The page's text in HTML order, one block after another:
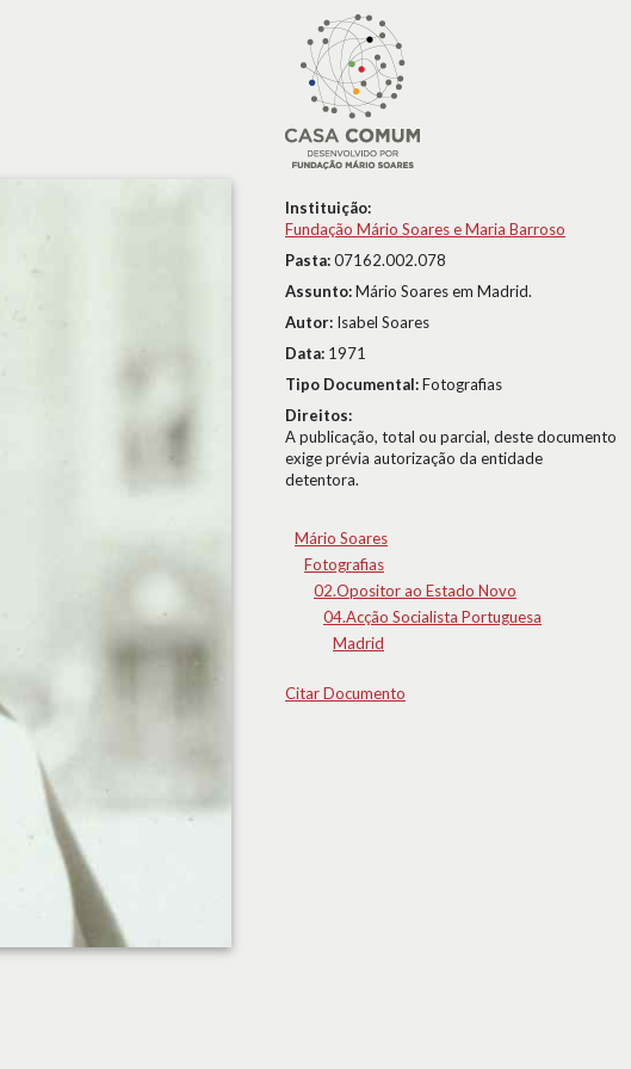
Instituição:
Fundação Mário Soares e Maria Barroso
Pasta:07162.002.078
Assunto:Mário Soares em Madrid.
Autor: Isabel Soares
Data: 1971
Tipo Documental:Fotografias
Direitos:
A publicação, total ou parcial, deste documento
exige prévia autorização da entidade
detentora.
Mário Soares
Fotografias
02.Opositor ao Estado Novo
04.Acção Socialista Portuguesa
Madrid
Citar Documento